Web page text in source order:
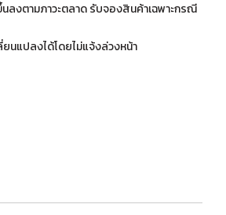
ลงตามภาวะตลาด รับจองสินค้าเฉพาะกรณี
นแปลงได้โดยไม่แจ้งล่วงหน้า